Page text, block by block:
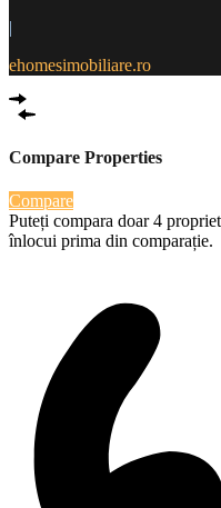
|
ehomesimobiliare.ro
Compare Properties
Compare
Puteți compara doar 4
înlocui prima din comparație.